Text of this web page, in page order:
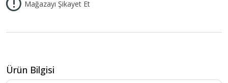
Mağazayı Şikayet Et
Ürün Bilgisi